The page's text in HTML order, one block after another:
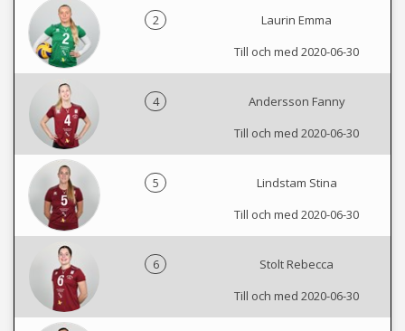
2
Laurin Emma
Till och med 2020-06-30
4
Andersson Fanny
Till och med 2020-06-30
5
Lindstam Stina
Till och med 2020-06-30
6
Stolt Rebecca
Till och med 2020-06-30